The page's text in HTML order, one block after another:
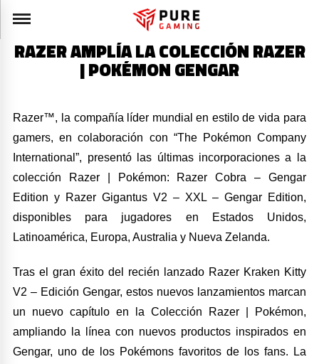
RAZER AMPLÍA LA COLECCIÓN RAZER
| POKÉMON GENGAR
Razer™, la compañía líder mundial en estilo de vida para
gamers, en colaboración con “The Pokémon Company
International”, presentó las últimas incorporaciones a la
colección Razer | Pokémon: Razer Cobra – Gengar
Edition y Razer Gigantus V2 – XXL – Gengar Edition,
disponibles para jugadores en Estados Unidos,
Latinoamérica, Europa, Australia y Nueva Zelanda.
Tras el gran éxito del recién lanzado Razer Kraken Kitty
V2 – Edición Gengar, estos nuevos lanzamientos marcan
un nuevo capítulo en la Colección Razer | Pokémon,
ampliando la línea con nuevos productos inspirados en
Gengar, uno de los Pokémons favoritos de los fans. La